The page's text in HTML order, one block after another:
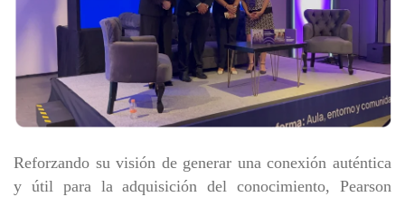
Reforzando su visión de generar una conexión auténtica
y útil para la adquisición del conocimiento, Pearson